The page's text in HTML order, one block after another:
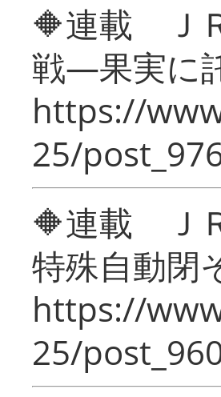
🔶連載 Ｊ
戦―果実に
https://
25/
🔶連載 Ｊ
特殊自動閉
https://
25/